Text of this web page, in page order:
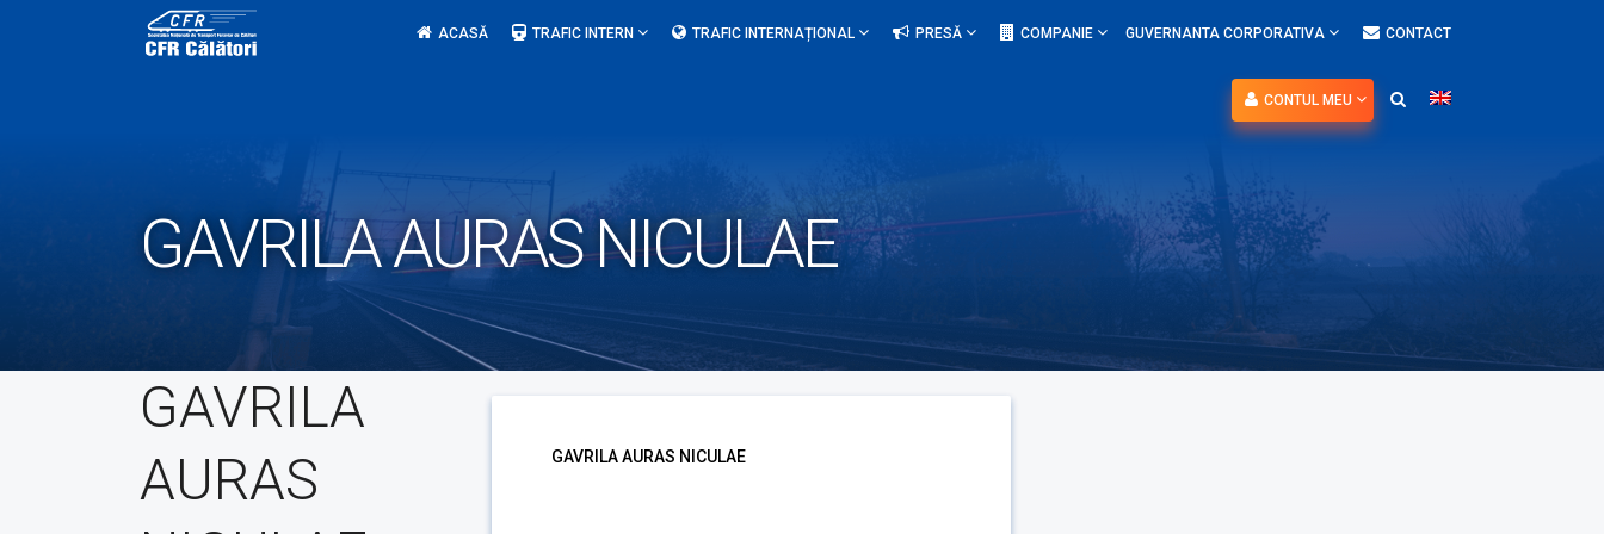
ACASĂ TRAFIC INTERN TRAFIC INTERNAȚIONAL PRESĂ COMPANIE GUVERNANTA CORPORATIVA CONTACT
CONTUL MEU
GAVRILA AURAS NICULAE
GAVRILA
AURAS
GAVRILA AURAS NICULAE